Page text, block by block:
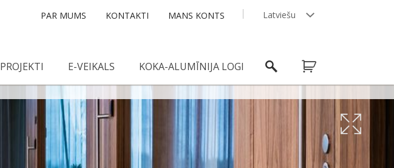
PROJEKTI E-VEIKALS KOKA-ALUMĪNIJA LOGI
MANS KONTS
KONTAKTI
PAR MUMS
Latviešu